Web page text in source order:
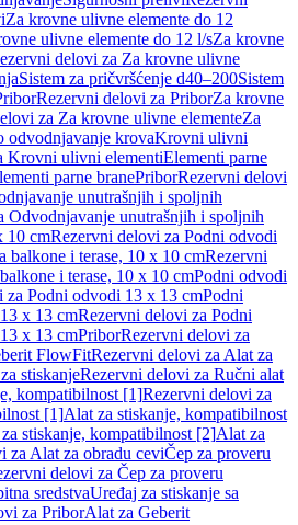
Za krovne ulivne elemente do 12
ulivne elemente do 12 l/sZa krovne
delovi za Za krovne ulivne
Sistem za pričvršćenje d40–200Sistem
Rezervni delovi za PriborZa krovne
za Za krovne ulivne elementeZa
odvodnjavanje krovaKrovni ulivni
Krovni ulivni elementiElementi parne
parne branePriborRezervni delovi
unutrašnjih i spoljnih
Odvodnjavanje unutrašnjih i spoljnih
10 cmRezervni delovi za Podni odvodi
balkone i terase, 10 x 10 cmRezervni
i terase, 10 x 10 cmPodni odvodi
za Podni odvodi 13 x 13 cmPodni
x 13 cmRezervni delovi za Podni
x 13 cmPriborRezervni delovi za
FlowFitRezervni delovi za Alat za
stiskanjeRezervni delovi za Ručni alat
kompatibilnost [1]Rezervni delovi za
[1]Alat za stiskanje, kompatibilnost
stiskanje, kompatibilnost [2]Alat za
za Alat za obradu ceviČep za proveru
delovi za Čep za proveru
sredstvaUređaj za stiskanje sa
za PriborAlat za Geberit